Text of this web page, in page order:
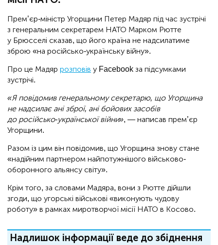
Прем’єр-міністр Угорщини Петер Мадяр під час зустрічі
з генеральним секретарем НАТО Марком Рютте
у Брюсселі сказав, що його країна не надсилатиме
зброю «на російсько-українську війну».
Про це Мадяр розповів у Facebook за підсумками
зустрічі.
«Я повідомив генеральному секретарю, що Угорщина
не надсилає ані зброї, ані бойових засобів
до російсько-української війни», — написав прем’єр
Угорщини.
Разом із цим він повідомив, що Угорщина знову стане
«надійним партнером найпотужнішого військово-
оборонного альянсу світу».
Крім того, за словами Мадяра, вони з Рютте дійшли
згоди, що угорські військові «виконують чудову
роботу» в рамках миротворчої місії НАТО в Косово.
Надлишок інформації веде до збіднення